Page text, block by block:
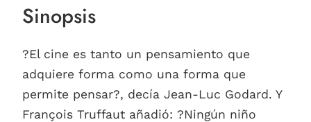
Sinopsis
?El cine es tanto un pensamiento que
adquiere forma como una forma que
permite pensar?, decía Jean-Luc Godard. Y
François Truffaut añadió: ?Ningún niño